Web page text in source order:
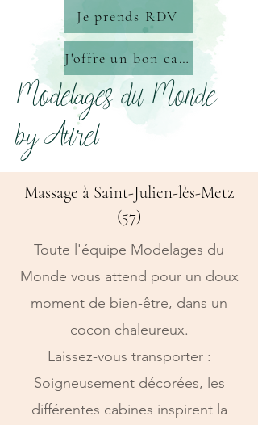
Je prends RDV
J'offre un bon cadeau
Modelages du Monde
by Aurel
Massage à Saint-Julien-lès-Metz
(57)
Toute l'équipe Modelages du
Monde vous attend pour un doux
moment de bien-être, dans un
cocon chaleureux.
Laissez-vous transporter :
Soigneusement décorées, les
différentes cabines inspirent la